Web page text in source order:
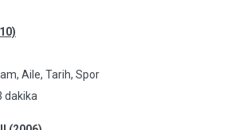
Aile, Tarih, Spor
dakika